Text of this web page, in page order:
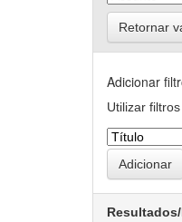
Retornar
Adicionar
Utilizar